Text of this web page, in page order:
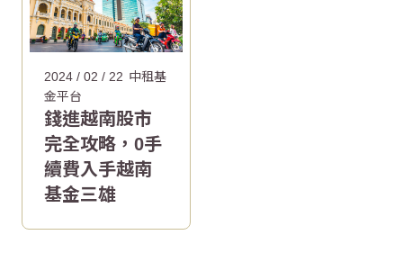
2024 / 02 / 22 中租基
金平台
錢進越南股市
完全攻略，0手
續費入手越南
基金三雄